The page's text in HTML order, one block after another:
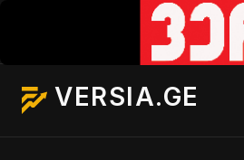
VERSIA.GE